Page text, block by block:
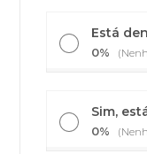
Está
0%
Sim,
0%